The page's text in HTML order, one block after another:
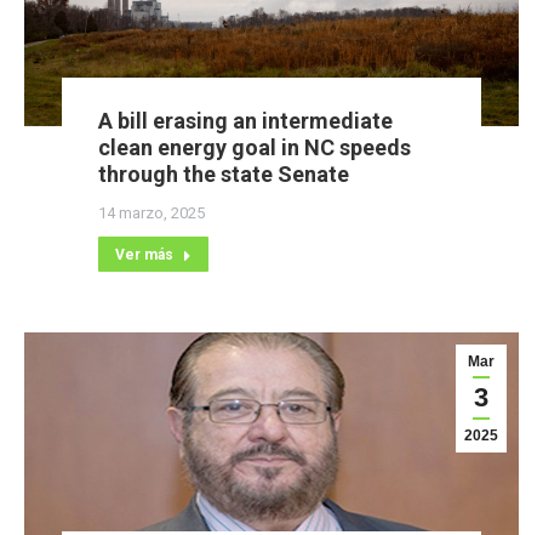
A bill erasing an intermediate
clean energy goal in NC speeds
through the state Senate
14 marzo, 2025
Ver más
Mar
3
2025